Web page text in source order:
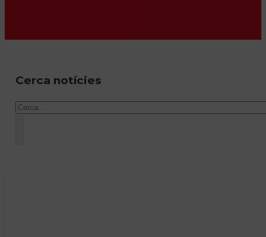
Cerca notícies
Cercar